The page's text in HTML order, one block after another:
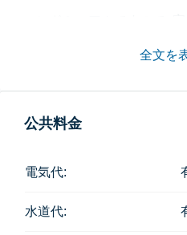
あります。
関連記事
ル付き超高級コンド Le
全文を
公共料金
電気代:
水道代: